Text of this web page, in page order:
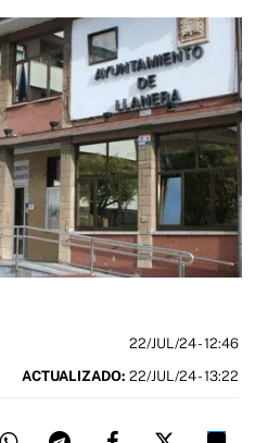
22/JUL/24- 12:46
ACTUALIZADO: 22/JUL/24 - 13:22